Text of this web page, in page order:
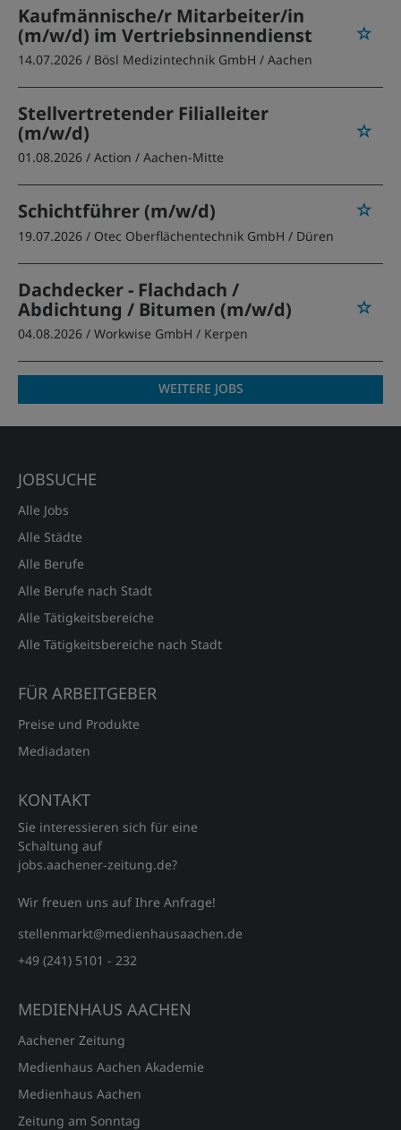
Kaufmännische/r Mitarbeiter/in
(m/w/d) im Vertriebsinnendienst
14.07.2026 / Bösl Medizintechnik GmbH / Aachen
Stellvertretender Filialleiter
(m/w/d)
01.08.2026 / Action / Aachen-Mitte
Schichtführer (m/w/d)
19.07.2026 / Otec Oberflächentechnik GmbH / Düren
Dachdecker - Flachdach /
Abdichtung / Bitumen (m/w/d)
04.08.2026 / Workwise GmbH / Kerpen
WEITERE JOBS
JOBSUCHE
Alle Jobs
Alle Städte
Alle Berufe
Alle Berufe nach Stadt
Alle Tätigkeitsbereiche
Alle Tätigkeitsbereiche nach Stadt
FÜR ARBEITGEBER
Preise und Produkte
Mediadaten
KONTAKT
Sie interessieren sich für eine
Schaltung auf
jobs.aachener‑zeitung.de?
Wir freuen uns auf Ihre Anfrage!
stellenmarkt@medienhausaachen.de
+49 (241) 5101 - 232
MEDIENHAUS AACHEN
Aachener Zeitung
Medienhaus Aachen Akademie
Medienhaus Aachen
Zeitung am Sonntag